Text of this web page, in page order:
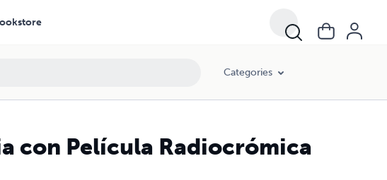
Categories
con Película Radiocrómica